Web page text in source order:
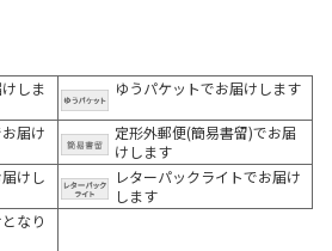
しま
ゆうパケットでお届けします
届け
定形外郵便(簡易書留)でお届
けします
けし
レターパックライトでお届け
します
なり